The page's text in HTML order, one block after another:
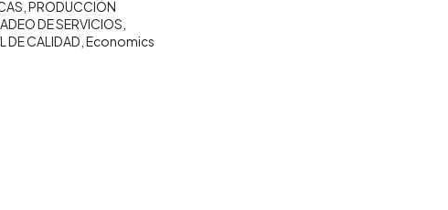
PRODUCCIÓN
DE SERVICIOS
DE CALIDAD Economics